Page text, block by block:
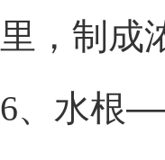
里，制成
6、水根